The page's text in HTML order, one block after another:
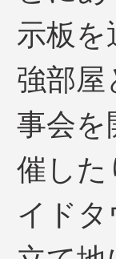
示板を
強部屋
事会を
催した
イド